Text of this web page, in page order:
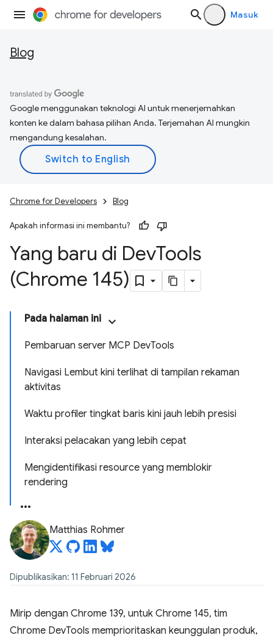
Masuk
Blog
Google menggunakan teknologi AI untuk menerjemahkan
konten ke dalam bahasa pilihan Anda. Terjemahan AI mungkin
mengandung kesalahan.
Chrome for Developers Blog
Apakah informasi ini membantu?
Yang baru di DevTools
(Chrome 145)
Pada halaman ini
Pembaruan server MCP DevTools
Navigasi Lembut kini terlihat di tampilan rekaman
aktivitas
Waktu profiler tingkat baris kini jauh lebih presisi
Interaksi pelacakan yang lebih cepat
Mengidentifikasi resource yang memblokir
rendering
Matthias Rohmer
Dipublikasikan: 11 Februari 2026
Mirip dengan Chrome 139, untuk Chrome 145, tim
Chrome DevTools memprioritaskan keunggulan produk,